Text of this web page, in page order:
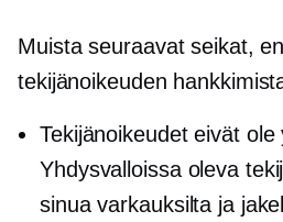
Muista seuraavat seikat,
tekijänoikeuden
Tekijänoikeudet eivät
Yhdysvalloissa oleva
sinua varkauksilta ja